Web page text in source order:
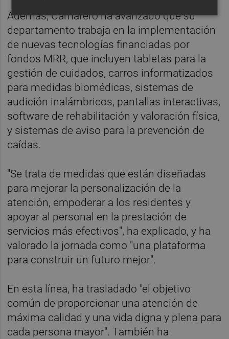
Además, Camarero ha avanzado que su
departamento trabaja en la implementación
de nuevas tecnologías financiadas por
fondos MRR, que incluyen tabletas para la
gestión de cuidados, carros informatizados
para medidas biomédicas, sistemas de
audición inalámbricos, pantallas interactivas,
software de rehabilitación y valoración física,
y sistemas de aviso para la prevención de
caídas.
"Se trata de medidas que están diseñadas
para mejorar la personalización de la
atención, empoderar a los residentes y
apoyar al personal en la prestación de
servicios más efectivos", ha explicado, y ha
valorado la jornada como "una plataforma
para construir un futuro mejor".
En esta línea, ha trasladado "el objetivo
común de proporcionar una atención de
máxima calidad y una vida digna y plena para
cada persona mayor". También ha